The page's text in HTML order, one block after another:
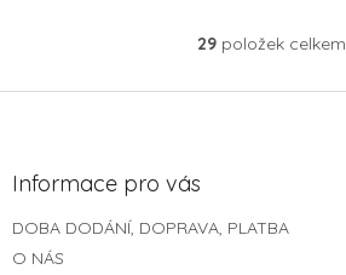
O
l
p
29položek celkem
Z
Informace pro vás
DOBA DODÁNÍ, DOPRAVA, PLATBA
O NÁS